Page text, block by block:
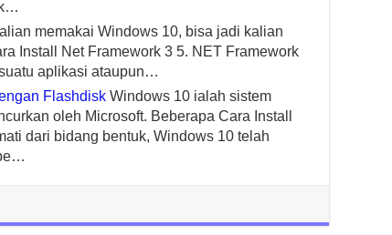
memakai Windows 10, bisa jadi kalian
Install Net Framework 3 5. NET Framework
aplikasi ataupun…
Flashdisk Windows 10 ialah sistem
oleh Microsoft. Beberapa Cara Install
dari bidang bentuk, Windows 10 telah